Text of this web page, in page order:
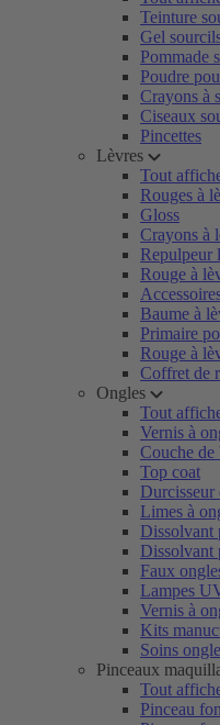
Teinture
Gel
Pommade
Poudre
Crayons à
Ciseaux
Pincettes
Lèvres
Tout
Rouges à
Gloss
Crayons à
Repulpeur
Rouge à
Baume à
Primaire
Rouge à
Coffret de
Ongles
Tout
Vernis à
Couche de
Top coat
Durcisseur
Limes à
Dissolvant
Dissolvant
Faux
Lampes
Vernis à
Kits
Soins
Pinceaux
Tout
Pinceau